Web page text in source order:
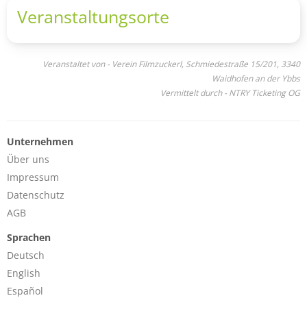
Veranstaltungsorte
Veranstaltet von - Verein Filmzuckerl, Schmiedestraße 15/201, 3340
Waidhofen an der Ybbs
Vermittelt durch - NTRY Ticketing OG
Unternehmen
Über uns
Impressum
Datenschutz
AGB
Sprachen
Deutsch
English
Español